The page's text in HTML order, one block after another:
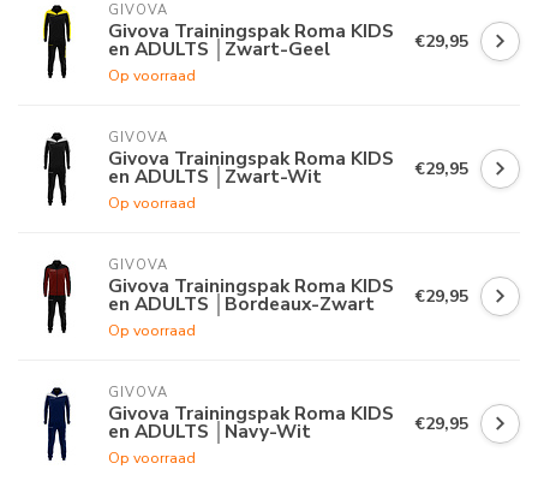
GIVOVA
Givova Trainingspak Roma KIDS
en ADULTS │Zwart-Geel
Op voorraad
€29,95
GIVOVA
Givova Trainingspak Roma KIDS
en ADULTS │Zwart-Wit
Op voorraad
€29,95
GIVOVA
Givova Trainingspak Roma KIDS
en ADULTS │Bordeaux-Zwart
Op voorraad
€29,95
GIVOVA
Givova Trainingspak Roma KIDS
en ADULTS │Navy-Wit
Op voorraad
€29,95